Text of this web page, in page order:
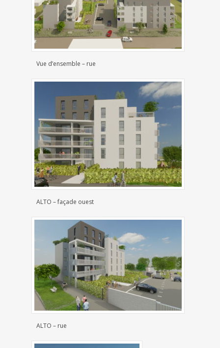
Vue d’ensemble – rue
ALTO – façade ouest
ALTO – rue